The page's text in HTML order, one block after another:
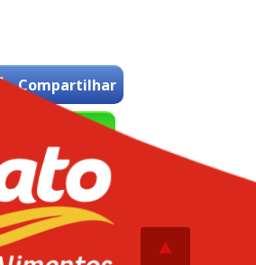
Compartilhar
WhatsApp
Tweetar